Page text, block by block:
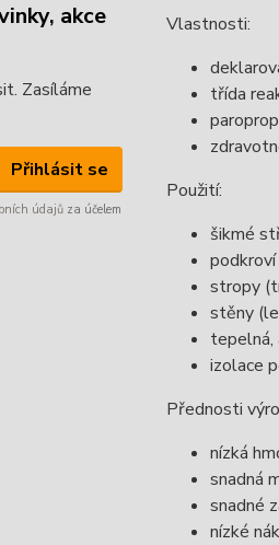
akce
Zasíláme
Přihlásit se
údajů za účelem
Vlastnosti:
třída
Použití:
šikmé
podkroví
stropy
stěny
tepelná,
izolace
Přednosti
nízká
snadná
snadné
nízké